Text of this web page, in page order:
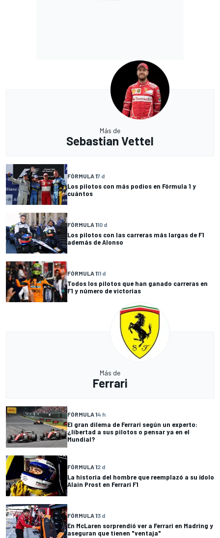
Más de
Sebastian Vettel
FÓRMULA 17 d
Los pilotos con más podios en Fórmula 1 y
cuántos
FÓRMULA 110 d
Los pilotos con las carreras más largas de F1
además de Alonso
FÓRMULA 111 d
Todos los pilotos que han ganado carreras en
F1 y número de victorias
Más de
Ferrari
FÓRMULA 14 h
El gran dilema de Ferrari según un experto:
¿libertad a sus pilotos o pensar ya en el
Mundial?
FÓRMULA 12 d
La historia del hombre que reemplazó a su ídolo
Alain Prost en Ferrari F1
FÓRMULA 13 d
En McLaren sorprendió ver a Ferrari en Madring y
aseguran que tienen "ventaja"